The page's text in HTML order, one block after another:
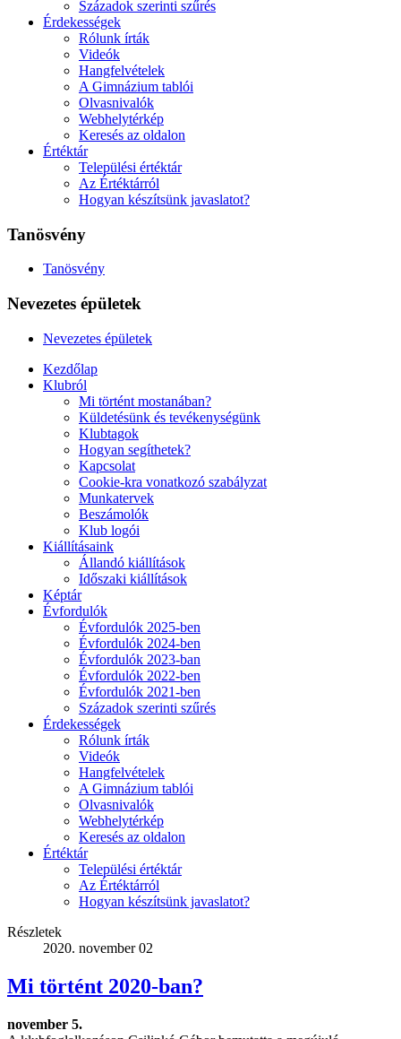
Századok szerinti szűrés
Érdekességek
Rólunk írták
Videók
Hangfelvételek
A Gimnázium tablói
Olvasnivalók
Webhelytérkép
Keresés az oldalon
Értéktár
Települési értéktár
Az Értéktárról
Hogyan készítsünk javaslatot?
Tanösvény
Tanösvény
Nevezetes épületek
Nevezetes épületek
Kezdőlap
Klubról
Mi történt mostanában?
Küldetésünk és tevékenységünk
Klubtagok
Hogyan segíthetek?
Kapcsolat
Cookie-kra vonatkozó szabályzat
Munkatervek
Beszámolók
Klub logói
Kiállításaink
Állandó kiállítások
Időszaki kiállítások
Képtár
Évfordulók
Évfordulók 2025-ben
Évfordulók 2024-ben
Évfordulók 2023-ban
Évfordulók 2022-ben
Évfordulók 2021-ben
Századok szerinti szűrés
Érdekességek
Rólunk írták
Videók
Hangfelvételek
A Gimnázium tablói
Olvasnivalók
Webhelytérkép
Keresés az oldalon
Értéktár
Települési értéktár
Az Értéktárról
Hogyan készítsünk javaslatot?
Részletek
2020. november 02
Mi történt 2020-ban?
november 5.